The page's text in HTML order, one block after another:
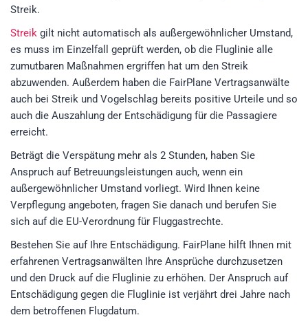
Streik.
Streik gilt nicht automatisch als außergewöhnlicher Umstand,
es muss im Einzelfall geprüft werden, ob die Fluglinie alle
zumutbaren Maßnahmen ergriffen hat um den Streik
abzuwenden. Außerdem haben die FairPlane Vertragsanwälte
auch bei Streik und Vogelschlag bereits positive Urteile und so
auch die Auszahlung der Entschädigung für die Passagiere
erreicht.
Beträgt die Verspätung mehr als 2 Stunden, haben Sie
Anspruch auf Betreuungsleistungen auch, wenn ein
außergewöhnlicher Umstand vorliegt. Wird Ihnen keine
Verpflegung angeboten, fragen Sie danach und berufen Sie
sich auf die EU-Verordnung für Fluggastrechte.
Bestehen Sie auf Ihre Entschädigung. FairPlane hilft Ihnen mit
erfahrenen Vertragsanwälten Ihre Ansprüche durchzusetzen
und den Druck auf die Fluglinie zu erhöhen. Der Anspruch auf
Entschädigung gegen die Fluglinie ist verjährt drei Jahre nach
dem betroffenen Flugdatum.